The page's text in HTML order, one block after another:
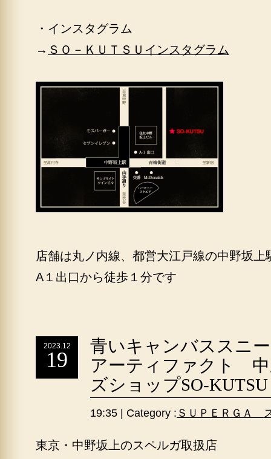
・インスタグラム
→ ＳＯ－ＫＵＴＳＵインスタグラム
店舗は丸ノ内線、都営大江戸線の中野坂上
A１出口から徒歩１分です
2023.12
19
青いキャンバススニ
アーティファクト
ズショップSO-KUTSU
19:35 | Category : ＳＵＰＥＲＧＡ
東京・中野坂上のスペルガ取扱店